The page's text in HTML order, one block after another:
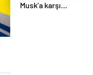
Musk’a karşı